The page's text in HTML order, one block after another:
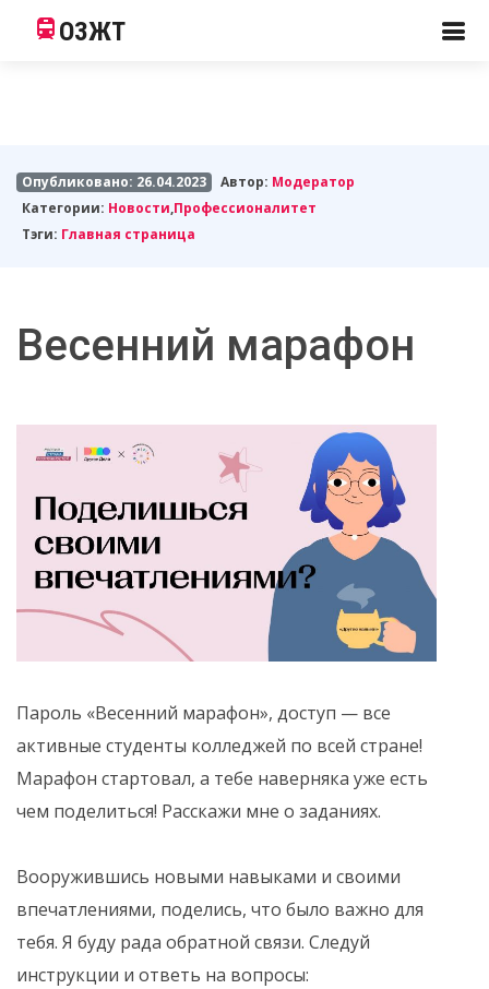
ОЗЖТ
Опубликовано: 26.04.2023 Автор: Модератор
Категории: Новости,Профессионалитет
Тэги: Главная страница
Весенний марафон
Пароль «Весенний марафон», доступ — все
активные студенты колледжей по всей стране!
Марафон стартовал, а тебе наверняка уже есть
чем поделиться! Расскажи мне о заданиях.
Вооружившись новыми навыками и своими
впечатлениями, поделись, что было важно для
тебя. Я буду рада обратной связи. Следуй
инструкции и ответь на вопросы: